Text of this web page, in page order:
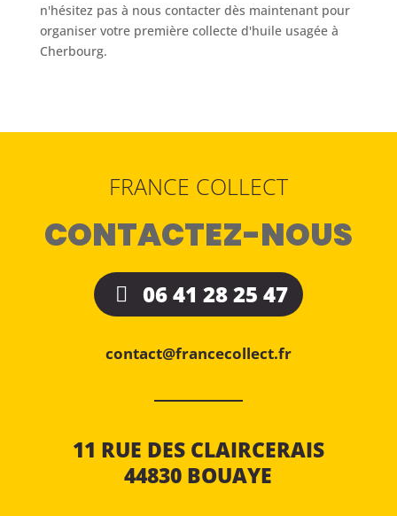
n'hésitez pas à nous contacter dès maintenant pour
organiser votre première collecte d'huile usagée à
Cherbourg.
FRANCE COLLECT
CONTACTEZ-NOUS
06 41 28 25 47
contact@francecollect.fr
11 RUE DES CLAIRCERAIS
44830 BOUAYE